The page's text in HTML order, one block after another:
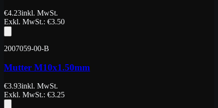
€4.23inkl. MwSt.
Exkl. MwSt.: €3.50
2007059-00-B
Mutter M10x1.50mm
€3.93inkl. MwSt.
Exkl. MwSt.: €3.25